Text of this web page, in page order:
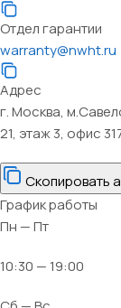
Отдел гарантии
warranty@nwht.ru
Адрес
г. Москва,
21, этаж 3, офис
Скопировать
График работы
Пн — Пт
10:30 — 19:00